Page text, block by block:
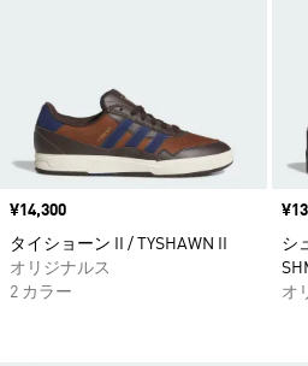
価格
¥14,300
タイショーン II / TYSHAWN II
オリジナルス
2 カラー
価
シ
オ